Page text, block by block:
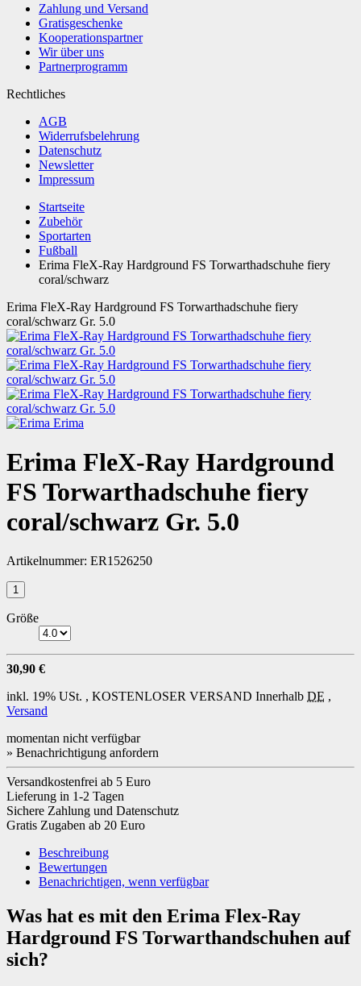
Zahlung und Versand
Gratisgeschenke
Kooperationspartner
Wir über uns
Partnerprogramm
Rechtliches
AGB
Widerrufsbelehrung
Datenschutz
Newsletter
Impressum
Startseite
Zubehör
Sportarten
Fußball
Erima FleX-Ray Hardground FS Torwarthadschuhe fiery
coral/schwarz
Erima FleX-Ray Hardground FS Torwarthadschuhe fiery
coral/schwarz Gr. 5.0
Erima
Erima FleX-Ray Hardground
FS Torwarthadschuhe fiery
coral/schwarz Gr. 5.0
Artikelnummer: ER1526250
Größe
30,90 €
inkl. 19% USt. , KOSTENLOSER VERSAND Innerhalb DE ,
Versand
momentan nicht verfügbar
» Benachrichtigung anfordern
Versandkostenfrei ab 5 Euro
Lieferung in 1-2 Tagen
Sichere Zahlung und Datenschutz
Gratis Zugaben ab 20 Euro
Beschreibung
Bewertungen
Benachrichtigen, wenn verfügbar
Was hat es mit den Erima Flex-Ray
Hardground FS Torwarthandschuhen auf
sich?